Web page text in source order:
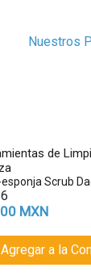
Nuestros
de
esponja Scrub
MXN
a la